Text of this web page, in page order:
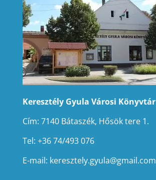
Keresztély Gyula Városi Könyvtár
Cím: 7140 Bátaszék, Hősök tere 1.
Tel: +36 74/493 076
E-mail: keresztely.gyula@gmail.com